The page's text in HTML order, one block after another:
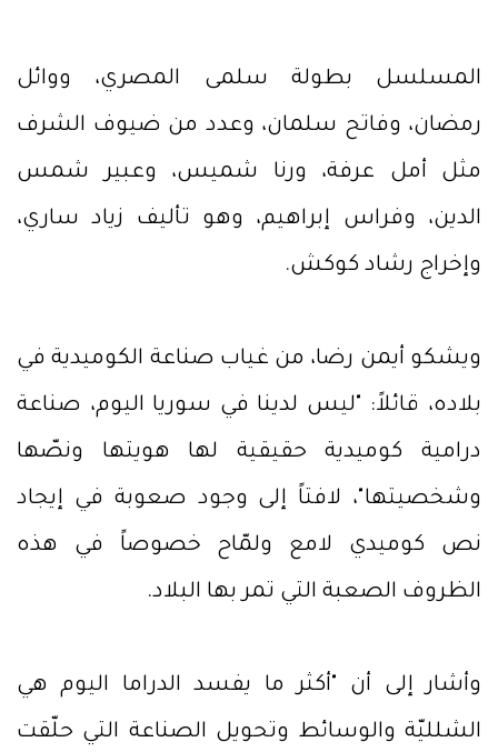
المسلسل بطولة سلمى المصري، ووائل
رمضان، وفاتح سلمان، وعدد من ضيوف الشرف
مثل أمل عرفة، ورنا شميس، وعبير شمس
الدين، وفراس إبراهيم، وهو تأليف زياد ساري،
وإخراج رشاد كوكش.
ويشكو أيمن رضا، من غياب صناعة الكوميدية في
بلاده، قائلاً: "ليس لدينا في سوريا اليوم، صناعة
درامية كوميدية حقيقية لها هويتها ونصّها
وشخصيتها"، لافتاً إلى وجود صعوبة في إيجاد
نص كوميدي لامع ولمّاح خصوصاً في هذه
الظروف الصعبة التي تمر بها البلاد.
وأشار إلى أن "أكثر ما يفسد الدراما اليوم هي
الشلليّة والوسائط وتحويل الصناعة التي حلّقت